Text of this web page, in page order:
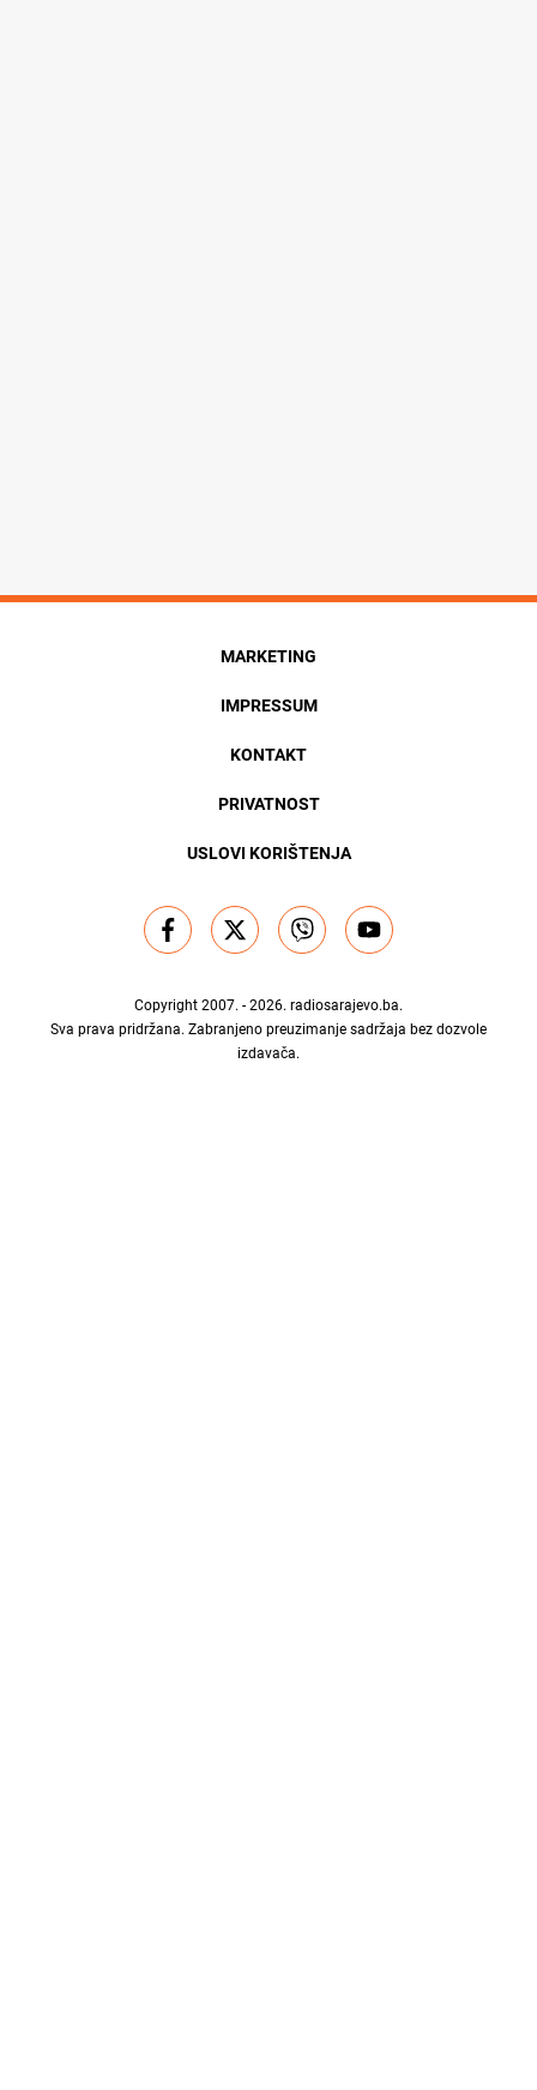
MARKETING
IMPRESSUM
KONTAKT
PRIVATNOST
USLOVI KORIŠTENJA
Copyright 2007. - 2026. radiosarajevo.ba.
Sva prava pridržana. Zabranjeno preuzimanje sadržaja bez dozvole
izdavača.